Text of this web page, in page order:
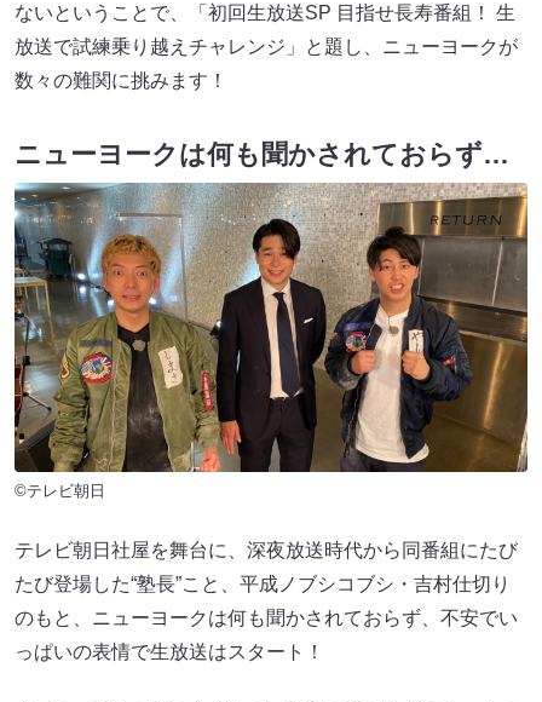
ないということで、「初回生放送SP 目指せ長寿番組！ 生
放送で試練乗り越えチャレンジ」と題し、ニューヨークが
数々の難関に挑みます！
ニューヨークは何も聞かされておらず…
©テレビ朝日
テレビ朝日社屋を舞台に、深夜放送時代から同番組にたび
たび登場した“塾長”こと、平成ノブシコブシ・吉村仕切り
のもと、ニューヨークは何も聞かされておらず、不安でい
っぱいの表情で生放送はスタート！